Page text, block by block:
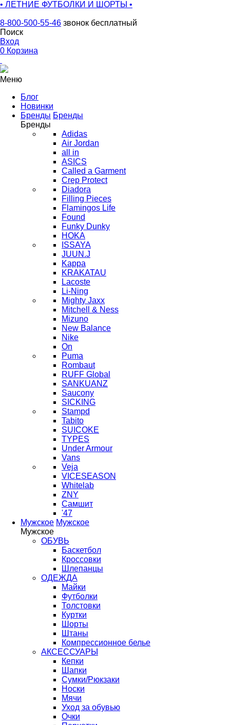
• ЛЕТНИЕ ФУТБОЛКИ И ШОРТЫ •
8-800-500-55-46 звонок бесплатный
Поиск
Вход
0 Корзина
Меню
Блог
Новинки
Бренды Бренды
Бренды
Adidas
Air Jordan
all in
ASICS
Called a Garment
Crep Protect
Diadora
Filling Pieces
Flamingos Life
Found
Funky Dunky
HOKA
ISSAYA
JUUN.J
Kappa
KRAKATAU
Lacoste
Li-Ning
Mighty Jaxx
Mitchell & Ness
Mizuno
New Balance
Nike
On
Puma
Rombaut
RUFF Global
SANKUANZ
Saucony
SICKING
Stampd
Tabito
SUICOKE
TYPES
Under Armour
Vans
Veja
VICESEASON
Whitelab
ZNY
Самшит
'47
Мужское Мужское
Мужское
ОБУВЬ
Баскетбол
Кроссовки
Шлепанцы
ОДЕЖДА
Майки
Футболки
Толстовки
Куртки
Шорты
Штаны
Компрессионное белье
АКСЕССУАРЫ
Кепки
Шапки
Сумки/Рюкзаки
Носки
Мячи
Уход за обувью
Очки